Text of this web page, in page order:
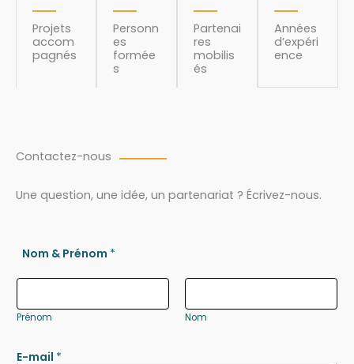
Projets
accom
pagnés
Personn
es
formée
s
Partenai
res
mobilis
és
Années
d’expéri
ence
Contactez-nous
Une question, une idée, un partenariat ? Écrivez-nous.
Nom & Prénom *
Prénom Nom
E-mail *